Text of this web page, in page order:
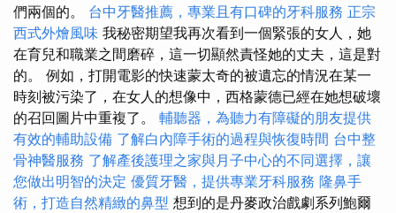
們兩個的。 台中牙醫推薦，專業且有口碑的牙科服務 正宗
西式外燴風味 我秘密期望我再次看到一個緊張的女人，她
在育兒和職業之間磨碎，這一切顯然責怪她的丈夫，這是對
的。 例如，打開電影的快速蒙太奇的被遺忘的情況在某一
時刻被污染了，在女人的想像中，西格蒙德已經在她想破壞
的召回圖片中重複了。 輔聽器，為聽力有障礙的朋友提供
有效的輔助設備 了解白內障手術的過程與恢復時間 台中整
骨神醫服務 了解產後護理之家與月子中心的不同選擇，讓
您做出明智的決定 優質牙醫，提供專業牙科服務 隆鼻手
術，打造自然精緻的鼻型 想到的是丹麥政治戲劇系列鮑爾